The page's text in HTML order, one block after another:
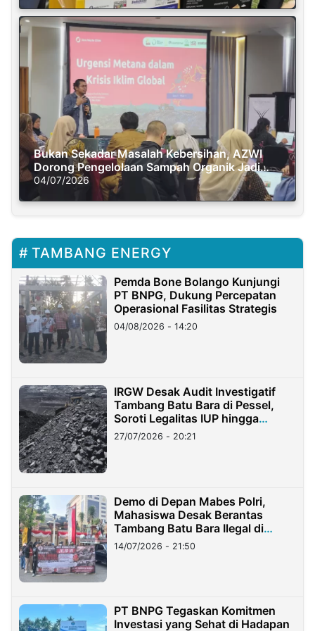
Bukan Sekadar Masalah Kebersihan, AZWI
Dorong Pengelolaan Sampah Organik Jadi
Solusi Krisis Iklim
04/07/2026
TAMBANG ENERGY
Pemda Bone Bolango Kunjungi
PT BNPG, Dukung Percepatan
Operasional Fasilitas Strategis
04/08/2026 - 14:20
IRGW Desak Audit Investigatif
Tambang Batu Bara di Pessel,
Soroti Legalitas IUP hingga
Stockpile
27/07/2026 - 20:21
Demo di Depan Mabes Polri,
Mahasiswa Desak Berantas
Tambang Batu Bara Ilegal di
Lampung
14/07/2026 - 21:50
PT BNPG Tegaskan Komitmen
Investasi yang Sehat di Hadapan